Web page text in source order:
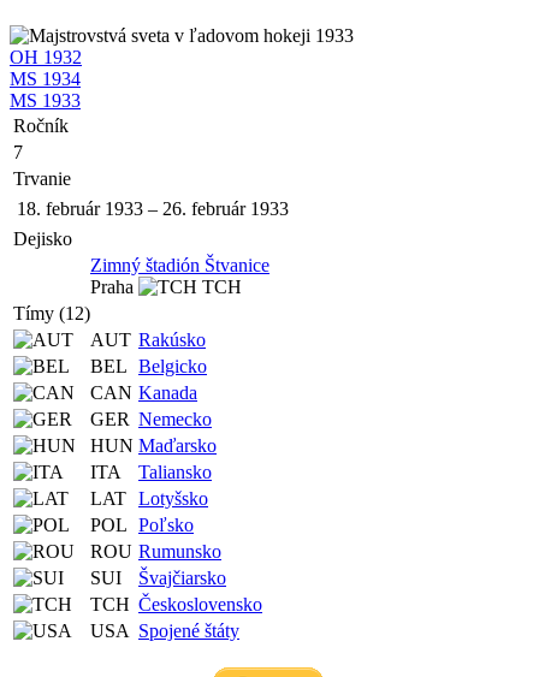
OH 1932
MS 1934
MS 1933
Ročník
7
Trvanie
18. február 1933 – 26. február 1933
Dejisko
Zimný štadión Štvanice
Praha
TCH
Tímy (12)
AUT Rakúsko
BEL Belgicko
CAN Kanada
GER Nemecko
HUN Maďarsko
ITA
Taliansko
LAT Lotyšsko
POL Poľsko
ROU Rumunsko
SUI
Švajčiarsko
TCH Československo
USA Spojené štáty